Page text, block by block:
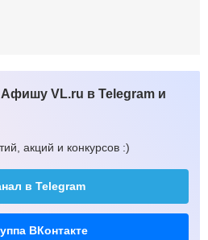
VL.ru в Telegram и
акций и конкурсов :)
в Telegram
ВКонтакте